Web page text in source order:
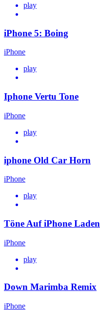
play
iPhone 5: Boing
iPhone
play
Iphone Vertu Tone
iPhone
play
iphone Old Car Horn
iPhone
play
Töne Auf iPhone Laden
iPhone
play
Down Marimba Remix
iPhone